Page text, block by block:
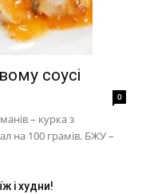
соусі
0
– курка з
на 100 грамів. БЖУ –
і худни!